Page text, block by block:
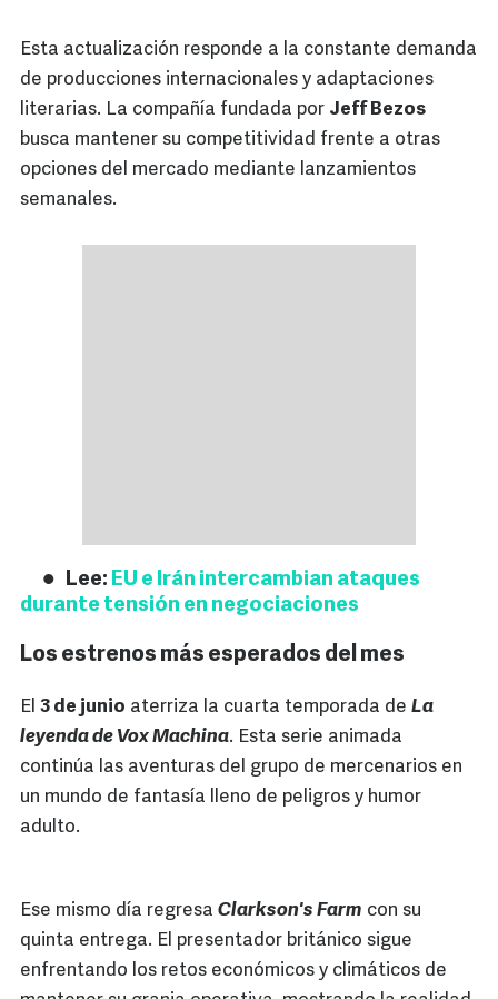
Esta actualización responde a la constante demanda
de producciones internacionales y adaptaciones
literarias. La compañía fundada por Jeff Bezos
busca mantener su competitividad frente a otras
opciones del mercado mediante lanzamientos
semanales.
Lee: EU e Irán intercambian ataques
durante tensión en negociaciones
Los estrenos más esperados del mes
El 3 de junio aterriza la cuarta temporada de La
leyenda de Vox Machina. Esta serie animada
continúa las aventuras del grupo de mercenarios en
un mundo de fantasía lleno de peligros y humor
adulto.
Ese mismo día regresa Clarkson's Farm con su
quinta entrega. El presentador británico sigue
enfrentando los retos económicos y climáticos de